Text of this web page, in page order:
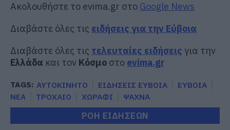
Ακολουθήστε το evima.gr στο Google News
Διαβάστε όλες τις ειδήσεις για την Εύβοια
Διαβάστε όλες τις τελευταίες ειδήσεις για την
Ελλάδα και τον Κόσμο στο evima.gr
TAGS: ΑΥΤΟΚΙΝΗΤΟ ΕΙΔΗΣΕΙΣ ΕΥΒΟΙΑ
ΕΥΒΟΙΑ
ΝΕΑ
ΤΡΟΧΑΙΟ ΧΩΡΑΦΙ ΨΑΧΝΑ
ΡΟΗ ΕΙΔΗΣΕΩΝ